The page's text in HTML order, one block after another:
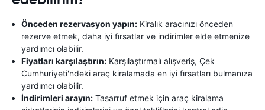
Önceden rezervasyon yapın: Kiralık aracınızı önceden
rezerve etmek, daha iyi fırsatlar ve indirimler elde etmenize
yardımcı olabilir.
Fiyatları karşılaştırın: Karşılaştırmalı alışveriş, Çek
Cumhuriyeti'ndeki araç kiralamada en iyi fırsatları bulmanıza
yardımcı olabilir.
İndirimleri arayın: Tasarruf etmek için araç kiralama